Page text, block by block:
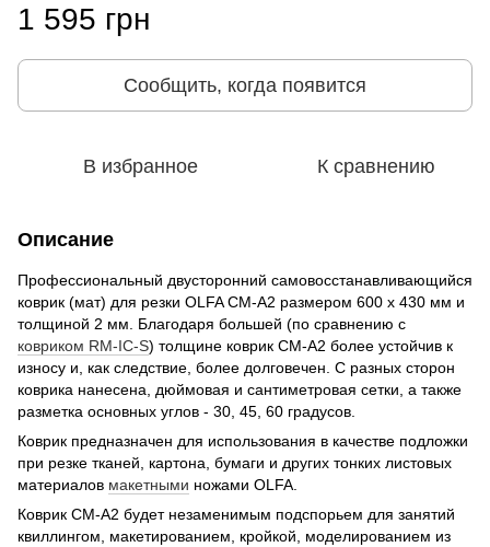
1 595 грн
Сообщить, когда появится
В избранное К сравнению
Описание
Профессиональный двусторонний самовосстанавливающийся
коврик (мат) для резки OLFA CM-A2 размером 600 x 430 мм и
толщиной 2 мм. Благодаря большей (по сравнению с
ковриком RM-IC-S) толщине коврик CM-A2 более устойчив к
износу и, как следствие, более долговечен. С разных сторон
коврика нанесена, дюймовая и сантиметровая сетки, а также
разметка основных углов - 30, 45, 60 градусов.
Коврик предназначен для использования в качестве подложки
при резке тканей, картона, бумаги и других тонких листовых
материалов макетными ножами OLFA.
Коврик CM-A2 будет незаменимым подспорьем для занятий
квиллингом, макетированием, кройкой, моделированием из